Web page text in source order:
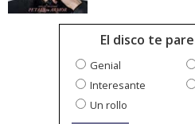
El disco te
Genial
Interesante
Un rollo